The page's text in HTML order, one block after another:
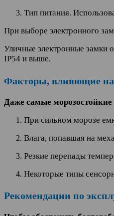
Тип питания.
При выборе электронного
Уличные электронные замки
IP54 и выше.
Факторы, влияющие на
Даже самые
При сильном морозе
Влага, попавшая на
Резкие перепады
Некоторые типы
Рекомендации по